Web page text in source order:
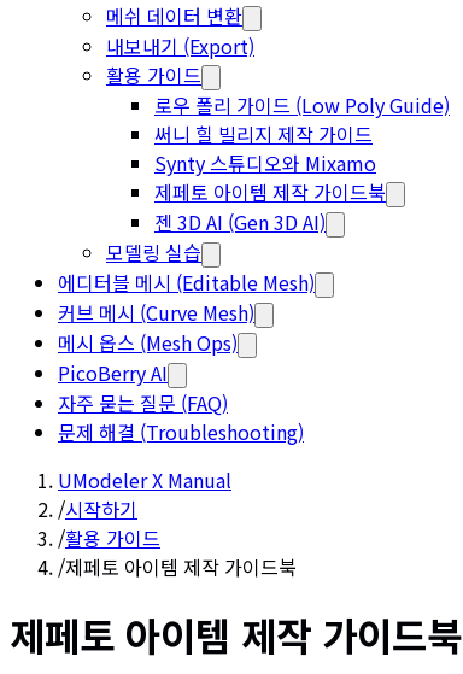
메쉬 데이터 변환
내보내기 (Export)
활용 가이드
로우 폴리 가이드 (Low Poly Guide)
써니 힐 빌리지 제작 가이드
Synty 스튜디오와 Mixamo
제페토 아이템 제작 가이드북
젠 3D AI (Gen 3D AI)
모델링 실습
에디터블 메시 (Editable Mesh)
커브 메시 (Curve Mesh)
메시 옵스 (Mesh Ops)
PicoBerry AI
자주 묻는 질문 (FAQ)
문제 해결 (Troubleshooting)
UModeler X Manual
/시작하기
/활용 가이드
/제페토 아이템 제작 가이드북
제페토 아이템 제작 가이드북